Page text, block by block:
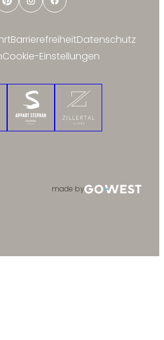
PinterestInstagramFacebook
BarrierefreiheitDatenschutz
Cookie-Einstellungen
IsabellaAppart StephanZillertal Suites
made by